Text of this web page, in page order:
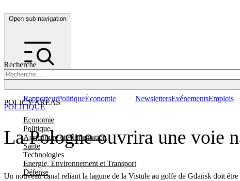
Open sub navigation
Recherche
POLICY AREAS
Economie
Politique
Agriculture et Alimentation
Santé
Technologies
Energie, Environnement et Transport
Défense
RapporteurPolitiqueÉconomie NewslettersEvénementsEmplois
La Pologne ouvrira une voie
Un nouveau canal reliant la lagune de la Vistule au golfe de Gdańsk doit être
POLITIQUE